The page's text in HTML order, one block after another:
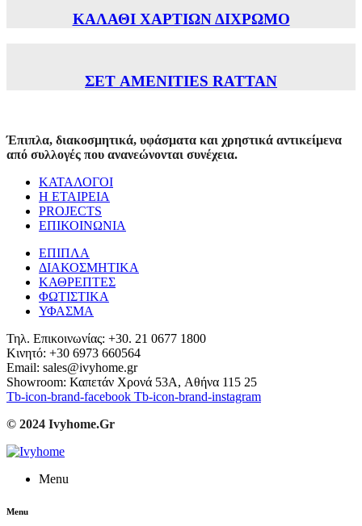
ΚΑΛΑΘΙ ΧΑΡΤΙΩΝ ΔΙΧΡΩΜΟ
ΣΕΤ AMENITIES RATTAN
Έπιπλα, διακοσμητικά, υφάσματα και χρηστικά αντικείμενα
από συλλογές που ανανεώνονται συνέχεια.
ΚΑΤΑΛΟΓΟΙ
Η ΕΤΑΙΡΕΙΑ
PROJECTS
ΕΠΙΚΟΙΝΩΝΙΑ
ΕΠΙΠΛΑ
ΔΙΑΚΟΣΜΗΤΙΚΑ
ΚΑΘΡΕΠΤΕΣ
ΦΩΤΙΣΤΙΚΑ
ΥΦΑΣΜΑ
Τηλ. Επικοινωνίας: +30. 21 0677 1800
Κινητό: +30 6973 660564
Email: sales@ivyhome.gr
Showroom: Καπετάν Χρονά 53A, Αθήνα 115 25
Tb-icon-brand-facebook Tb-icon-brand-instagram
© 2024 Ivyhome.Gr
Menu
Menu